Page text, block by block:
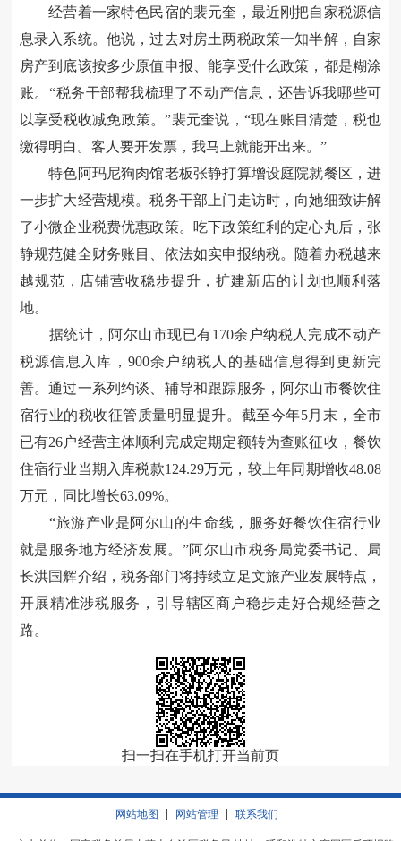
经营着一家特色民宿的裴元奎，最近刚把自家税源信
息录入系统。他说，过去对房土两税政策一知半解，自家
房产到底该按多少原值申报、能享受什么政策，都是糊涂
账。 “税务干部帮我梳理了不动产信息，还告诉我哪些可
以享受税收减免政策。”裴元奎说， “现在账目清楚，税也
缴得明白。客人要开发票，我马上就能开出来。 ”
特色阿玛尼狗肉馆老板张静打算增设庭院就餐区，进
一步扩大经营规模。税务干部上门走访时，向她细致讲解
了小微企业税费优惠政策。吃下政策红利的定心丸后，张
静规范健全财务账目、依法如实申报纳税。随着办税越来
越规范，店铺营收稳步提升，扩建新店的计划也顺利落
地。
据统计，阿尔山市现已有170余户纳税人完成不动产
税源信息入库， 900余户纳税人的基础信息得到更新完
善。通过一系列约谈、辅导和跟踪服务，阿尔山市餐饮住
宿行业的税收征管质量明显提升。截至今年5月末，全市
已有26户经营主体顺利完成定期定额转为查账征收，餐饮
住宿行业当期入库税款124.29万元，较上年同期增收48.08
万元，同比增长63.09%。
“旅游产业是阿尔山的生命线，服务好餐饮住宿行业
就是服务地方经济发展。 ”阿尔山市税务局党委书记、局
长洪国辉介绍，税务部门将持续立足文旅产业发展特点，
开展精准涉税服务，引导辖区商户稳步走好合规经营之
路。
扫一扫在手机打开当前页
网站地图 网站管理 联系我们